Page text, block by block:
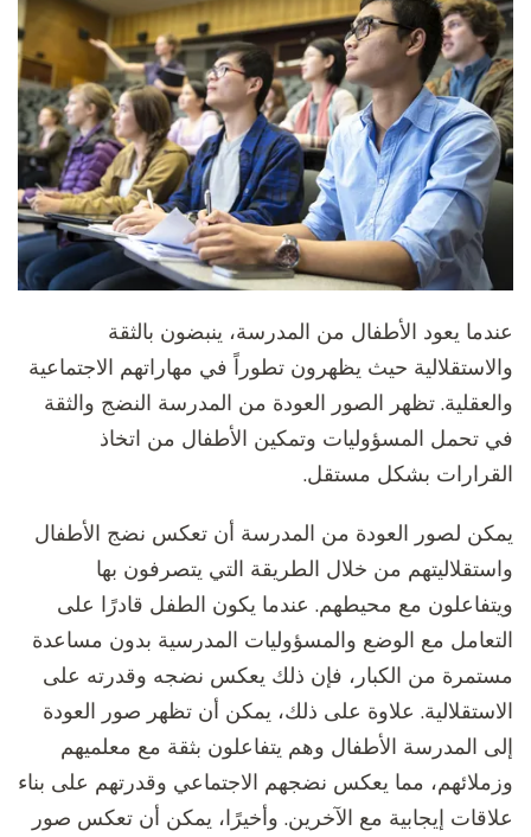
عندما يعود الأطفال من المدرسة، ينبضون بالثقة
والاستقلالية حيث يظهرون تطوراً في مهاراتهم الاجتماعية
والعقلية. تظهر الصور العودة من المدرسة النضج والثقة
في تحمل المسؤوليات وتمكين الأطفال من اتخاذ
القرارات بشكل مستقل.
يمكن لصور العودة من المدرسة أن تعكس نضج الأطفال
واستقلاليتهم من خلال الطريقة التي يتصرفون بها
ويتفاعلون مع محيطهم. عندما يكون الطفل قادرًا على
التعامل مع الوضع والمسؤوليات المدرسية بدون مساعدة
مستمرة من الكبار، فإن ذلك يعكس نضجه وقدرته على
الاستقلالية. علاوة على ذلك، يمكن أن تظهر صور العودة
إلى المدرسة الأطفال وهم يتفاعلون بثقة مع معلميهم
وزملائهم، مما يعكس نضجهم الاجتماعي وقدرتهم على بناء
علاقات إيجابية مع الآخرين. وأخيرًا، يمكن أن تعكس صور